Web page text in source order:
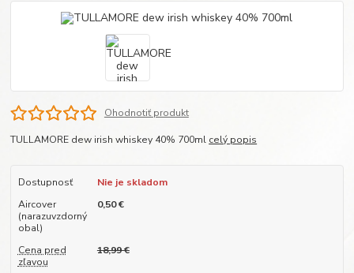
Ohodnotiť produkt
TULLAMORE dew irish whiskey 40% 700ml celý popis
Dostupnosť
Nie je skladom
Aircover
(narazuvzdorný
obal)
0,50 €
Cena pred
zľavou
18,99 €